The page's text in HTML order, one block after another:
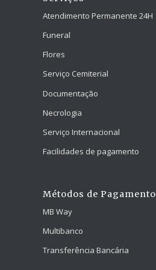
Atendimento Permanente 24H
Funeral
Flores
Serviço Cemiterial
Documentação
Necrologia
Serviço Internacional
Facilidades de pagamento
Métodos de Pagamento
MB Way
Multibanco
Transferência Bancária